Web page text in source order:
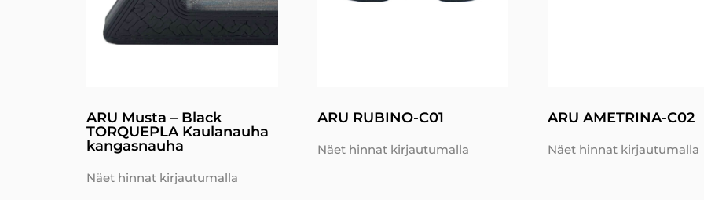
ARU Musta – Black
TORQUEPLA Kaulanauha
kangasnauha
Näet hinnat kirjautumalla
ARU RUBINO-C01
Näet hinnat kirjautumalla
ARU AMETRINA-C02
Näet hinnat kirjautumalla